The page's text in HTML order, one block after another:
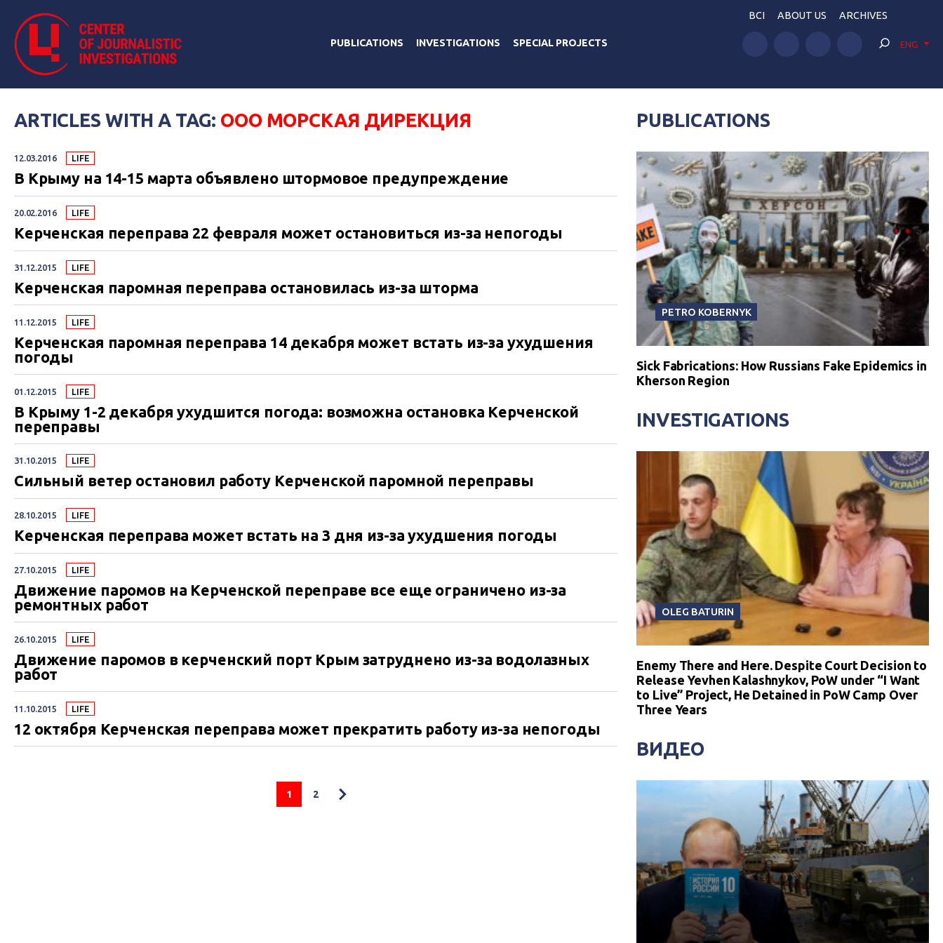
PUBLICATIONS INVESTIGATIONS SPECIAL PROJECTS
BCI ABOUT US ARCHIVES
ENG
ARTICLES WITH A TAG: ООО МОРСКАЯ ДИРЕКЦИЯ
12.03.2016 LIFE
В Крыму на 14-15 марта объявлено штормовое предупреждение
20.02.2016 LIFE
Керченская переправа 22 февраля может остановиться из-за непогоды
31.12.2015 LIFE
Керченская паромная переправа остановилась из-за шторма
11.12.2015 LIFE
Керченская паромная переправа 14 декабря может встать из-за ухудшения
погоды
01.12.2015 LIFE
В Крыму 1-2 декабря ухудшится погода: возможна остановка Керченской
переправы
31.10.2015 LIFE
Сильный ветер остановил работу Керченской паромной переправы
28.10.2015 LIFE
Керченская переправа может встать на 3 дня из-за ухудшения погоды
27.10.2015 LIFE
Движение паромов на Керченской переправе все еще ограничено из-за
ремонтных работ
26.10.2015 LIFE
Движение паромов в керченский порт Крым затруднено из-за водолазных
работ
11.10.2015 LIFE
12 октября Керченская переправа может прекратить работу из-за непогоды
1 2
PUBLICATIONS
PETRO KOBERNYK
Sick Fabrications: How Russians Fake Epidemics in
Kherson Region
INVESTIGATIONS
OLEG BATURIN
Enemy There and Here. Despite Court Decision to
Release Yevhen Kalashnykov, PoW under “I Want
to Live” Project, He Detained in PoW Camp Over
Three Years
ВИДЕО